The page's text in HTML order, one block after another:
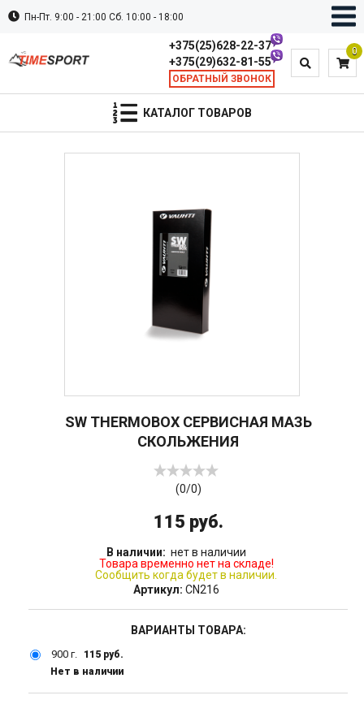
Пн-Пт. 9:00 - 21:00 Сб. 10:00 - 18:00
0
+375(25)628-22-37
+375(29)632-81-55
ОБРАТНЫЙ ЗВОНОК
КАТАЛОГ ТОВАРОВ
SW THERMOBOX СЕРВИСНАЯ МАЗЬ
СКОЛЬЖЕНИЯ
(0/0)
115 руб.
В наличии: нет в наличии
Товара временно нет на складе!
Сообщить когда будет в наличии.
Артикул: CN216
ВАРИАНТЫ ТОВАРА:
900 г.
115 руб.
Нет в наличии